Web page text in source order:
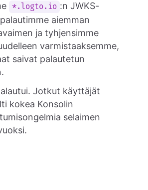
*.logto.io :n JWKS-
aiemman
ja tyhjensimme
varmistaaksemme,
saivat palautetun
Jotkut käyttäjät
kokea Konsolin
selaimen